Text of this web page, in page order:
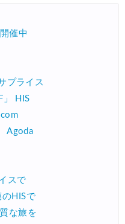
セール
ーポン TRIP2
セール
大10,000円OFFクーポン
クーポン
テル 10%OFFクーポン
催中
プライス
」 HIS
Agoda
スで
HISで
な旅を